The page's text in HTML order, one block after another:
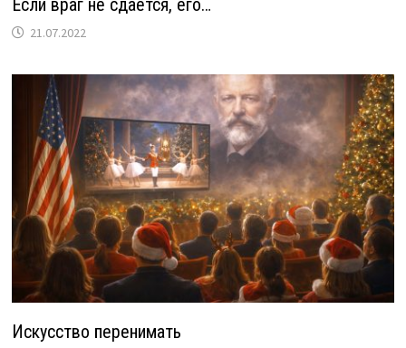
Если враг не сдаётся, его…
21.07.2022
Искусство перенимать